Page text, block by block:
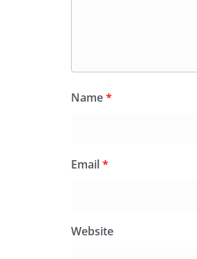
Name*
Email*
Website